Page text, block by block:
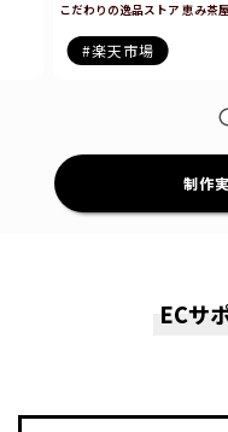
伊豆『村の駅』食のテー
楽天市場
制作
ECサ